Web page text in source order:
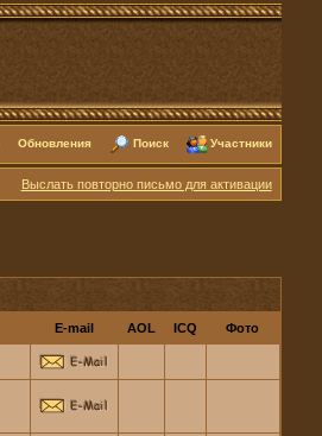
Обновления Поиск Участники
Выслать повторно письмо для активации
E-mail AOL ICQ Фото